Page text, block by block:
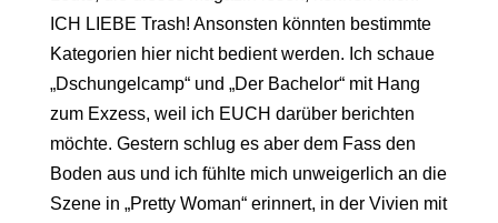
ICH LIEBE Trash! Ansonsten könnten bestimmte
Kategorien hier nicht bedient werden. Ich schaue
„Dschungelcamp“ und „Der Bachelor“ mit Hang
zum Exzess, weil ich EUCH darüber berichten
möchte. Gestern schlug es aber dem Fass den
Boden aus und ich fühlte mich unweigerlich an die
Szene in „Pretty Woman“ erinnert, in der Vivien mit